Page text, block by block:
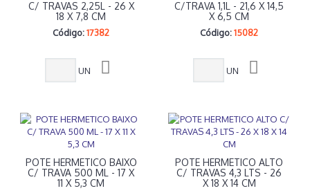
C/ TRAVAS 2,25L - 26 X
18 X 7,8 CM
Código:17382
UN
C/TRAVA 1,1L - 21,6 X 14,5
X 6,5 CM
Código:15082
UN
POTE HERMETICO BAIXO
C/ TRAVA 500 ML - 17 X
11 X 5,3 CM
POTE HERMETICO ALTO
C/ TRAVAS 4,3 LTS - 26
X 18 X 14 CM